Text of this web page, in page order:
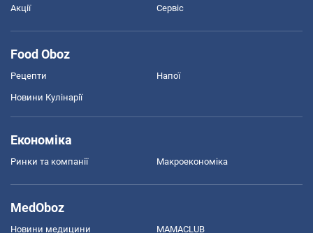
Акції Сервіс
Food Oboz
Рецепти Напої
Новини Кулінарії
Економіка
Ринки та компанії Макроекономіка
MedOboz
Новини медицини MAMACLUB